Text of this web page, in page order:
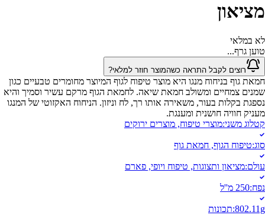
מציאון
לא במלאי
טוען גרף...
רוצים לקבל התראה כשהמוצר חוזר למלאי?
חמאת גוף בניחוח מנגו היא מוצר טיפוח לגוף המיוצר מחומרים טבעיים כגון
שמנים צמחיים ומשולב חמאת שיאה. לחמאת הגוף מרקם עשיר וסמיך והיא
נספגת בקלות בעור, משאירה אותו רך, לח וניזון. הניחוח האקזוטי של המנגו
מעניק חוויה חושנית ומענגת.
קטלוג משני:מוצרי טיפוח, מוצרים ירוקים
סוג:טיפוח הגוף, חמאת גוף
עולם:מציאון ותצוגות, טיפוח ויופי, פארם
נפח:250 מ''ל
802.11g
:תכונות